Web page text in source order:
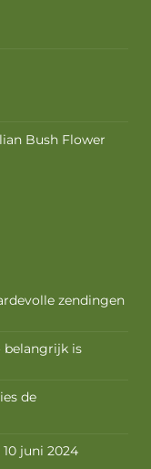
Bush Flower
zendingen
belangrijk is
de
juni 2024